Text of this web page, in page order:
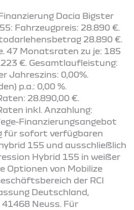
Dacia Bigster
Fahrzeugpreis: 28.890 €.
28.890 €.
47 Monatsraten zu je: 185
€. Gesamtlaufleistung:
Jahreszins: 0,00%.
p.a.: 0,00 %.
28.890,00 €.
inkl. Anzahlung:
Finanzierungsangebot
für sofort verfügbaren
155 und ausschließlich
Hybrid 155 in weißer
Optionen von Mobilize
der RCI
Deutschland,
Neuss. Für